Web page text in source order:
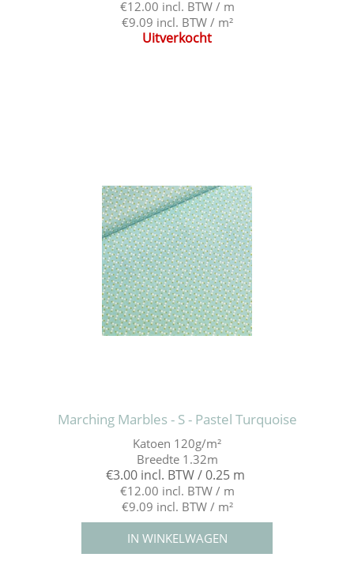
€12.00 incl. BTW / m
€9.09 incl. BTW / m²
Uitverkocht
Marching Marbles - S - Pastel Turquoise
Katoen 120g/m²
Breedte 1.32m
€3.00 incl. BTW / 0.25 m
€12.00 incl. BTW / m
€9.09 incl. BTW / m²